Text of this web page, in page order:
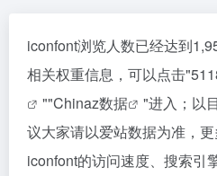
iconfont浏览人数已经达到
相关权重信息，可以点击"
""Chinaz数据
"进入；以
议大家请以爱站数据为准，
iconfont的访问速度、搜索引